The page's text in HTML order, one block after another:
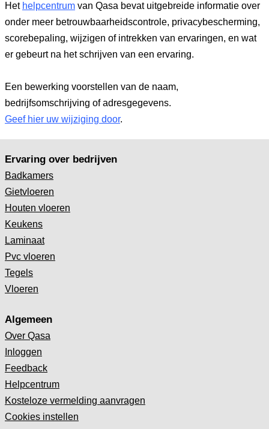
Het helpcentrum van Qasa bevat uitgebreide informatie over
onder meer betrouwbaarheidscontrole, privacybescherming,
scorebepaling, wijzigen of intrekken van ervaringen, en wat
er gebeurt na het schrijven van een ervaring.
Een bewerking voorstellen van de naam,
bedrijfsomschrijving of adresgegevens.
Geef hier uw wijziging door.
Ervaring over bedrijven
Badkamers
Gietvloeren
Houten vloeren
Keukens
Laminaat
Pvc vloeren
Tegels
Vloeren
Algemeen
Over Qasa
Inloggen
Feedback
Helpcentrum
Kosteloze vermelding aanvragen
Cookies instellen